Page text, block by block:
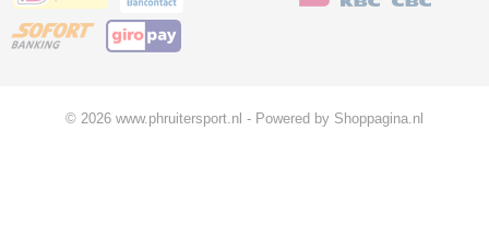
© 2026 www.phruitersport.nl - Powered by Shoppagina.nl